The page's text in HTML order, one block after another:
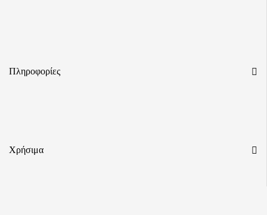
Πληροφορίες
Χρήσιμα